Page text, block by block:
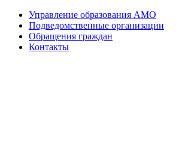
Управление образования АМО
Подведомственные организации
Обращения граждан
Контакты